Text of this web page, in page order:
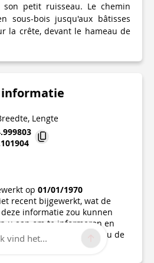
petit ruisseau. Le chemin
sous-bois jusqu'aux bâtisses
la crête, devant le hameau de
informatie
Lengte
op 01/01/1970
recent bijgewerkt, wat de
informatie zou kunnen
u aan om te informeren en
te nemen. Als u de
dan uw informatie.
vind het...